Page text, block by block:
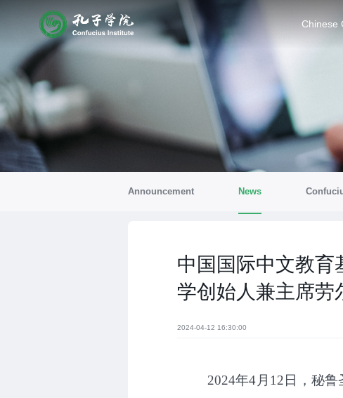
Chinese
Announcement News
中国国际中文教育
学创始人兼主席劳
2024-04-12 16:30:00
2024年4 月 12 日，秘鲁